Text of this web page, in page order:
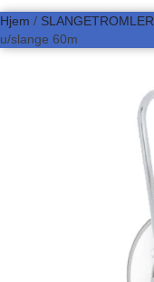
Hjem / SLANGETROMLER
u/slange 60m